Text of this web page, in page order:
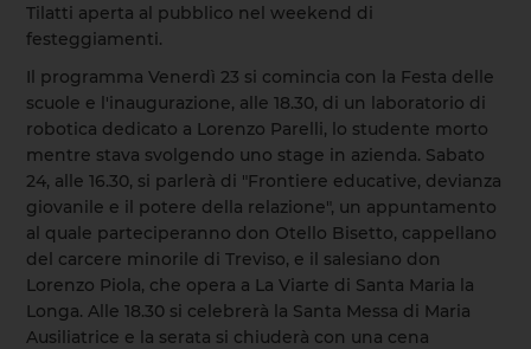
Tilatti aperta al pubblico nel weekend di
festeggiamenti.
Il programma Venerdì 23 si comincia con la Festa delle
scuole e l'inaugurazione, alle 18.30, di un laboratorio di
robotica dedicato a Lorenzo Parelli, lo studente morto
mentre stava svolgendo uno stage in azienda. Sabato
24, alle 16.30, si parlerà di "Frontiere educative, devianza
giovanile e il potere della relazione", un appuntamento
al quale parteciperanno don Otello Bisetto, cappellano
del carcere minorile di Treviso, e il salesiano don
Lorenzo Piola, che opera a La Viarte di Santa Maria la
Longa. Alle 18.30 si celebrerà la Santa Messa di Maria
Ausiliatrice e la serata si chiuderà con una cena